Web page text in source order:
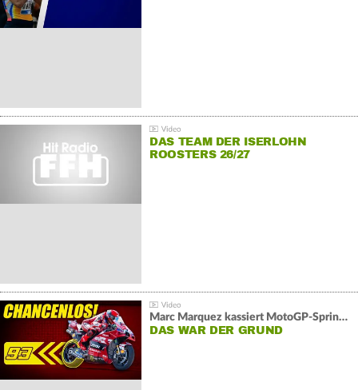
DAS TEAM DER ISERLOHN
ROOSTERS 26/27
Marc Marquez kassiert MotoGP-Sprint-Schlappe:
DAS WAR DER GRUND